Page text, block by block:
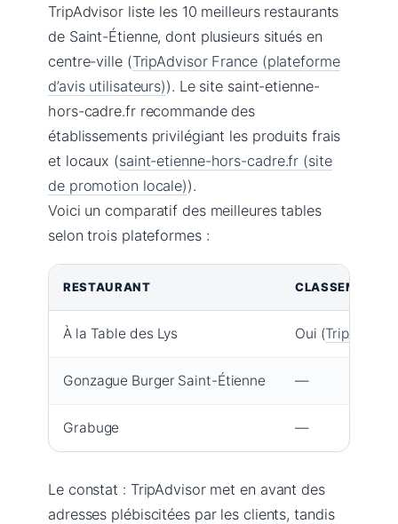
TripAdvisor liste les 10 meilleurs restaurants
de Saint-Étienne, dont plusieurs situés en
centre-ville (TripAdvisor France (plateforme
d’avis utilisateurs)). Le site saint-etienne-
hors-cadre.fr recommande des
établissements privilégiant les produits frais
et locaux (saint-etienne-hors-cadre.fr (site
de promotion locale)).
Voici un comparatif des meilleures tables
selon trois plateformes :
RESTAURANT CLASSEMENT
À la Table des Lys Oui (
Gonzague Burger Saint-Étienne —
Grabuge —
Le constat : TripAdvisor met en avant des
adresses plébiscitées par les clients, tandis